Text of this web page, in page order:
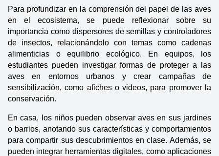
Para profundizar en la comprensión del papel de las aves
en el ecosistema, se puede reflexionar sobre su
importancia como dispersores de semillas y controladores
de insectos, relacionándolo con temas como cadenas
alimenticias o equilibrio ecológico. En equipos, los
estudiantes pueden investigar formas de proteger a las
aves en entornos urbanos y crear campañas de
sensibilización, como afiches o videos, para promover la
conservación.
En casa, los niños pueden observar aves en sus jardines
o barrios, anotando sus características y comportamientos
para compartir sus descubrimientos en clase. Además, se
pueden integrar herramientas digitales, como aplicaciones